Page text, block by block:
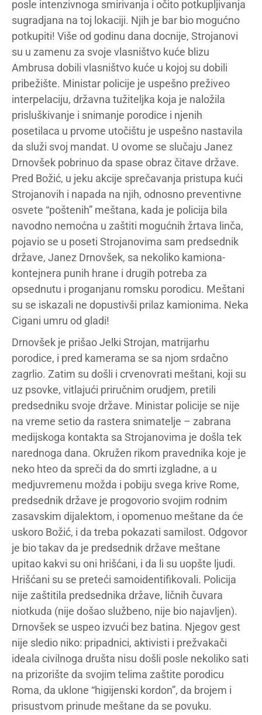
posle intenzivnoga smirivanja i očito potkupljivanja
sugradjana na toj lokaciji. Njih je bar bio mogućno
potkupiti! Više od godinu dana docnije, Strojanovi
su u zamenu za svoje vlasništvo kuće blizu
Ambrusa dobili vlasništvo kuće u kojoj su dobili
pribežište. Ministar policije je uspešno preživeo
interpelaciju, državna tužiteljka koja je naložila
prisluškivanje i snimanje porodice i njenih
posetilaca u prvome utočištu je uspešno nastavila
da služi svoj mandat. U ovome se slučaju Janez
Drnovšek pobrinuo da spase obraz čitave države.
Pred Božić, u jeku akcije sprečavanja pristupa kući
Strojanovih i napada na njih, odnosno preventivne
osvete “poštenih” meštana, kada je policija bila
navodno nemoćna u zaštiti mogućnih žrtava linča,
pojavio se u poseti Strojanovima sam predsednik
države, Janez Drnovšek, sa nekoliko kamiona-
kontejnera punih hrane i drugih potreba za
opsednutu i proganjanu romsku porodicu. Meštani
su se iskazali ne dopustivši prilaz kamionima. Neka
Cigani umru od gladi!
Drnovšek je prišao Jelki Strojan, matrijarhu
porodice, i pred kamerama se sa njom srdačno
zagrlio. Zatim su došli i crvenovrati meštani, koji su
uz psovke, vitlajući priručnim orudjem, pretili
predsedniku svoje države. Ministar policije se nije
na vreme setio da rastera snimatelje – zabrana
medijskoga kontakta sa Strojanovima je došla tek
narednoga dana. Okružen rikom pravednika koje je
neko hteo da spreči da do smrti izgladne, a u
medjuvremenu možda i pobiju svega krive Rome,
predsednik države je progovorio svojim rodnim
zasavskim dijalektom, i opomenuo meštane da će
uskoro Božić, i da treba pokazati samilost. Odgovor
je bio takav da je predsednik države meštane
upitao kakvi su oni hrišćani, i da li su uopšte ljudi.
Hrišćani su se preteći samoidentifikovali. Policija
nije zaštitila predsednika države, ličnih čuvara
niotkuda (nije došao službeno, nije bio najavljen).
Drnovšek se uspeo izvući bez batina. Njegov gest
nije sledio niko: pripadnici, aktivisti i prežvakači
ideala civilnoga društa nisu došli posle nekoliko sati
na prizorište da svojim telima zaštite porodicu
Roma, da uklone “higijenski kordon”, da brojem i
prisustvom prinude meštane da se povuku.